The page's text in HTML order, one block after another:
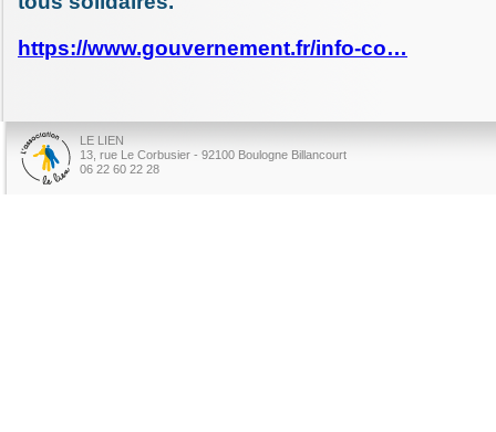
https://www.gouvernement.fr/info-co…
LE LIEN
13, rue Le Corbusier - 92100 Boulogne Billancourt
06 22 60 22 28